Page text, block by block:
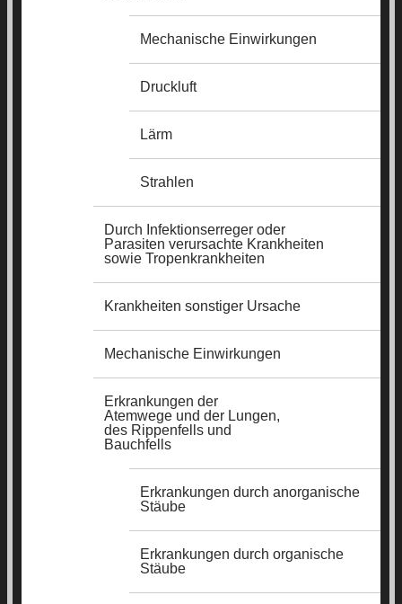
Mechanische Einwirkungen
Druckluft
Lärm
Strahlen
Durch Infektionserreger oder
Parasiten verursachte Krankheiten
sowie Tropenkrankheiten
Krankheiten sonstiger Ursache
Mechanische Einwirkungen
Erkrankungen der
Atemwege und der Lungen,
des Rippenfells und
Bauchfells
Erkrankungen durch anorganische
Stäube
Erkrankungen durch organische
Stäube